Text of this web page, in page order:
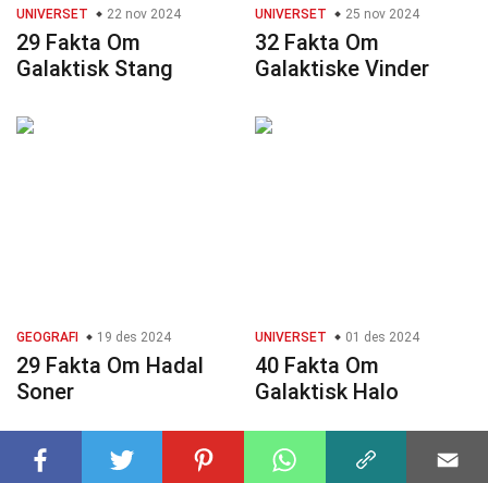
UNIVERSET 22 nov 2024
29 Fakta Om
Galaktisk Stang
UNIVERSET 25 nov 2024
32 Fakta Om
Galaktiske Vinder
GEOGRAFI 19 des 2024
29 Fakta Om Hadal
Soner
UNIVERSET 01 des 2024
40 Fakta Om
Galaktisk Halo